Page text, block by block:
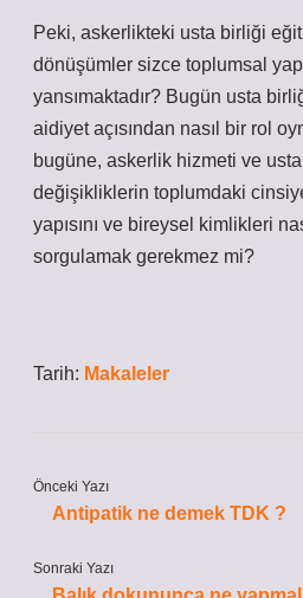
Peki, askerlikteki usta birliği
dönüşümler sizce toplumsal
yansımaktadır? Bugün usta
aidiyet açısından nasıl bir rol
bugüne, askerlik hizmeti ve
değişikliklerin toplumdaki
yapısını ve bireysel kimlikleri
sorgulamak gerekmez mi?
Tarih: Makaleler
Önceki Yazı
Antipatik ne demek TDK ?
Sonraki Yazı